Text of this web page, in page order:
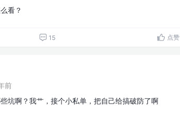
看？
15 点赞
前
坑啊？我艹，接个小私单，把自己给搞破防了啊